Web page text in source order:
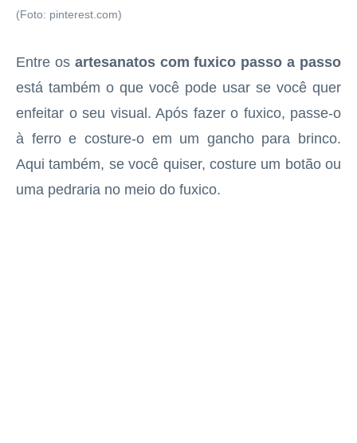
(Foto: pinterest.com)
Entre os artesanatos com fuxico passo a passo
está também o que você pode usar se você quer
enfeitar o seu visual. Após fazer o fuxico, passe-o
à ferro e costure-o em um gancho para brinco.
Aqui também, se você quiser, costure um botão ou
uma pedraria no meio do fuxico.